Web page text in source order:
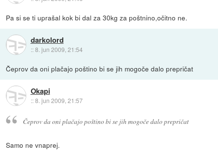
Pa si se ti uprašal kok bi dal za 30kg za poštnino,očitno ne.
darkolord
::8. jun 2009, 21:54
Čeprov da oni plačajo poštino bi se jih mogoče dalo prepričat
Okapi
::8. jun 2009, 21:57
Čeprov da oni plačajo poštino bi se jih mogoče dalo prepričat
Samo ne vnaprej.